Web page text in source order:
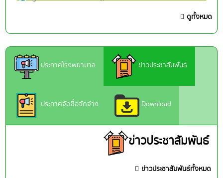
ดูทั้งหมด
ประกาศโรงพยาบาล ข่าวประชาสัมพันธ์
ประกาศจัดซื้อจัดจ้าง Download
ข่าวประชาสัมพันธ์
ข่าวประชาสัมพันธ์ทั้งหมด